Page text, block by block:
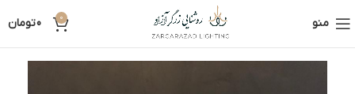
منو 0
0تومان